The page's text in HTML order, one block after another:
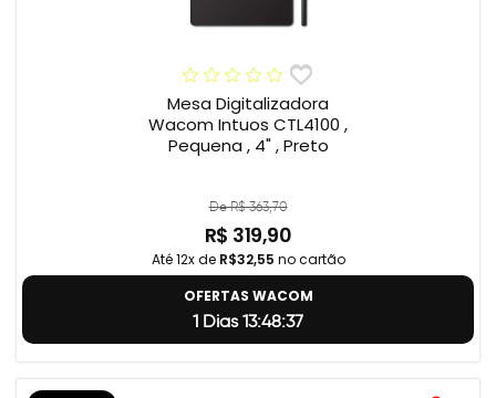
Mesa Digitalizadora
Wacom Intuos CTL4100 ,
Pequena , 4" , Preto
De R$ 363,70
R$ 319,90
Até 12x de R$32,55 no cartão
OFERTAS WACOM
1 Dias 13:48:37